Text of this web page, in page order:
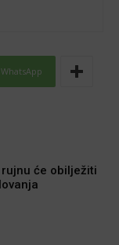
WhatsApp
će obilježiti